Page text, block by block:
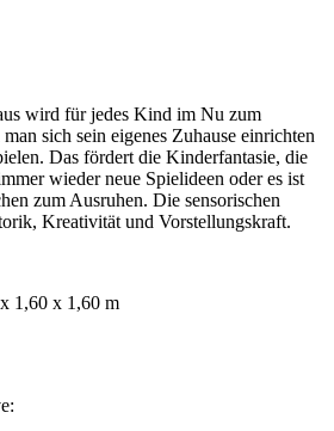
wird für jedes Kind im Nu zum
sich sein eigenes Zuhause einrichten
Das fördert die Kinderfantasie, die
wieder neue Spielideen oder es ist
zum Ausruhen. Die sensorischen
Kreativität und Vorstellungskraft.
1,60 x 1,60 m